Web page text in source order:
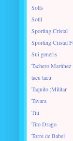
Solís
Sotil
Sporting Cristal
Sporting Cristal
Sui generis
Tachero Martínez
tacu tacu
Taquito ;Militar
Távara
Titi
Tito Drago
Torre de Babel